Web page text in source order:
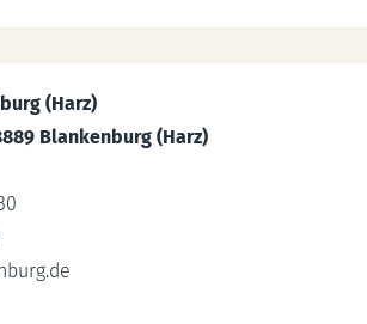
(Harz)
Blankenburg (Harz)